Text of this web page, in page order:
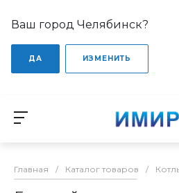
Ваш город Челябинск?
ДА ИЗМЕНИТЬ
Главная / Каталог товаров /